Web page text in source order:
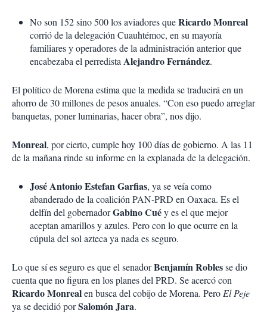
No son 152 sino 500 los aviadores queRicardo Monreal
corrió de la delegación Cuauhtémoc, en su mayoría
familiares y operadores de la administración anterior que
encabezaba el perredista Alejandro Fernández.
El político de Morena estima que la medida se traducirá en un
ahorro de 30 millones de pesos anuales. “Con eso puedo arreglar
banquetas, poner luminarias, hacer obra”, nos dijo.
Monreal, por cierto, cumple hoy 100 días de gobierno. A las 11
de la mañana rinde su informe en la explanada de la delegación.
José Antonio Estefan Garfias, ya se veía como
abanderado de la coalición PAN-PRD en Oaxaca. Es el
delfín del gobernadorGabino Cuéy es el que mejor
aceptan amarillos y azules. Pero con lo que ocurre en la
cúpula del sol azteca ya nada es seguro.
Lo que sí es seguro es que el senadorBenjamín Roblesse dio
cuenta que no figura en los planes del PRD. Se acercó con
Ricardo Monrealen busca del cobijo de Morena. Pero El Peje
ya se decidió porSalomón Jara.